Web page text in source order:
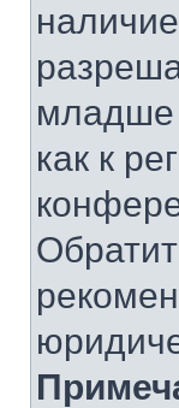
младше
как к